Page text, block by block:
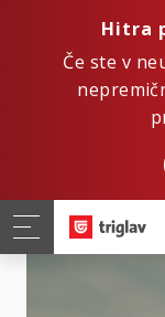
Hitra
Če ste v